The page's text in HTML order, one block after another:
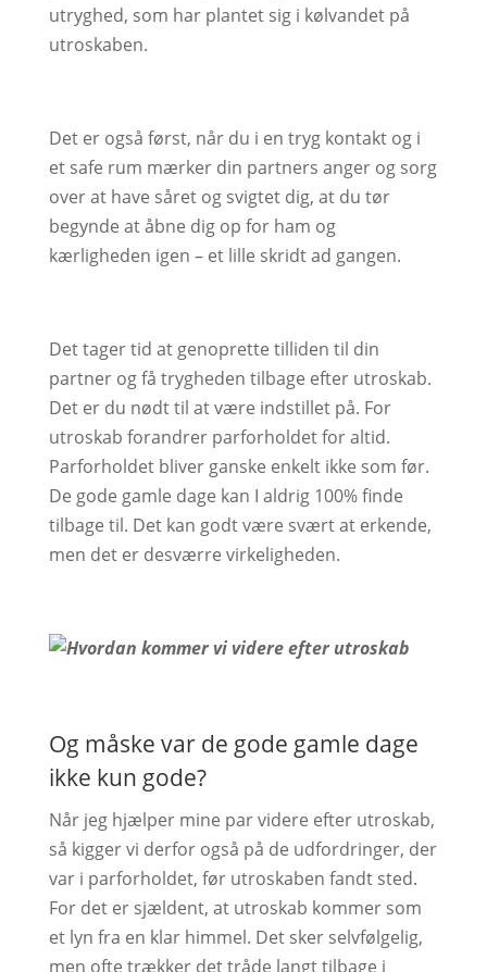
utryghed, som har plantet sig i kølvandet på
utroskaben.
Det er også først, når du i en tryg kontakt og i
et safe rum mærker din partners anger og sorg
over at have såret og svigtet dig, at du tør
begynde at åbne dig op for ham og
kærligheden igen – et lille skridt ad gangen.
Det tager tid at genoprette tilliden til din
partner og få trygheden tilbage efter utroskab.
Det er du nødt til at være indstillet på. For
utroskab forandrer parforholdet for altid.
Parforholdet bliver ganske enkelt ikke som før.
De gode gamle dage kan I aldrig 100% finde
tilbage til. Det kan godt være svært at erkende,
men det er desværre virkeligheden.
Og måske var de gode gamle dage
ikke kun gode?
Når jeg hjælper mine par videre efter utroskab,
så kigger vi derfor også på de udfordringer, der
var i parforholdet, før utroskaben fandt sted.
For det er sjældent, at utroskab kommer som
et lyn fra en klar himmel. Det sker selvfølgelig,
men ofte trækker det tråde langt tilbage i